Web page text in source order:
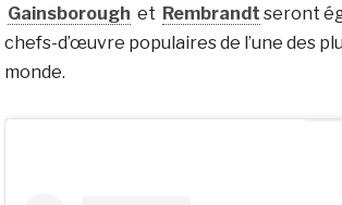
Gainsborough et Rembrandt seront
chefs-d’œuvre populaires de l’une des
monde.